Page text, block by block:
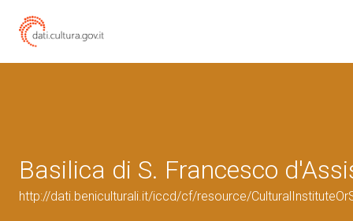
Basilica di S. Francesco
http://dati.beniculturali.it/iccd/cf/resource/